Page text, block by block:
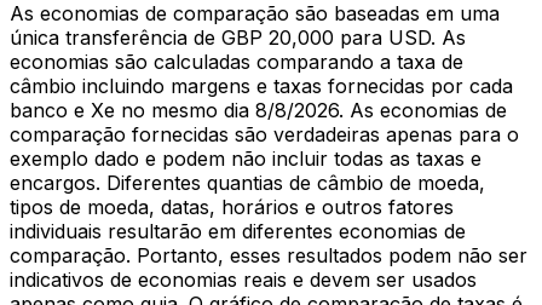
As economias de comparação são baseadas em uma
única transferência de GBP 20,000 para USD. As
economias são calculadas comparando a taxa de
câmbio incluindo margens e taxas fornecidas por cada
banco e Xe no mesmo dia 8/8/2026. As economias de
comparação fornecidas são verdadeiras apenas para o
exemplo dado e podem não incluir todas as taxas e
encargos. Diferentes quantias de câmbio de moeda,
tipos de moeda, datas, horários e outros fatores
individuais resultarão em diferentes economias de
comparação. Portanto, esses resultados podem não ser
indicativos de economias reais e devem ser usados